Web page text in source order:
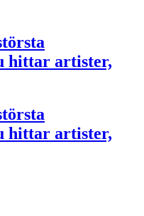
hittar artister,
hittar artister,